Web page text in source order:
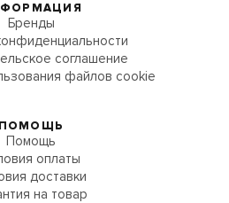
Бренды
соглашение
файлов cookie
ПОМОЩЬ
Помощь
оплаты
доставки
на товар